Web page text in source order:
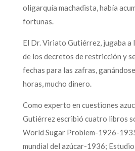
oligarquía machadista, había
fortunas.
El Dr. Viriato Gutiérrez, jugaba a
de los decretos de restricción y
fechas para las zafras,
horas, mucho dinero.
Como experto en cuestiones
Gutiérrez escribió cuatro libros
World Sugar Problem-1926-
mundial del azúcar-1936;